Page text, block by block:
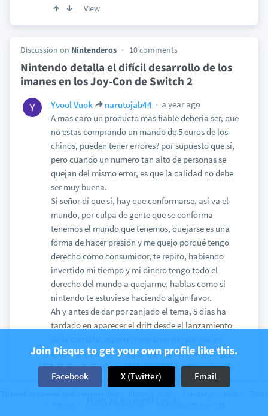
View
Discussion on Nintenderos 10 comments
Nintendo detalla el difícil desarrollo de los
imanes en los Joy-Con de Switch 2
Yvool Vuok narutojab44
a year ago
A mas caro un producto mas fiable deberia ser, que
no estas comprando un mando de 5 euros de los
chinos, pueden tener errores? por supuesto que sí,
pero cuando un numero tan alto de personas se
quejan del mismo error, es que la calidad no debe
ser muy buena.
Si señor dí que si, hay que conformarse, así va el
mundo, por culpa de gente que se conforma
tenemos el mundo que tenemos, quejarse es una
forma de hacer presión y me quejo porqué tengo
derecho como consumidor, te repito, habiendo
invertido mi tiempo y mi dinero tengo todo el
derecho del mundo a quejarme, hablas como si
nintendo te estuviese haciendo algún favor.
Ah y antes de dar por zanjado el tema, 5 días ha
tardado en aparecer el drift desde el lanzamiento
problema aislado porqué si no lo es, donde esta
toda esa tecnología de la que hablas? Donde esta
la calidad de un producto que solo el mando vale
Join Disqus to get your own profile like this.
Facebook X (Twitter) Email